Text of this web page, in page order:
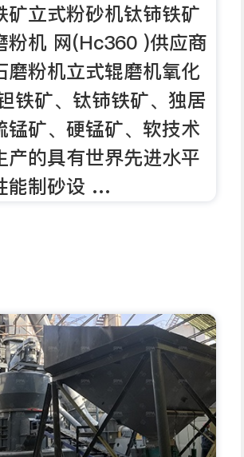
矿立式粉砂机钛铈铁矿
粉机 网(Hc360 )供应商
磨粉机立式辊磨机氧化
铁矿、钛铈铁矿、独居
锰矿、硬锰矿、软技术
产的具有世界先进水平
能制砂设 …